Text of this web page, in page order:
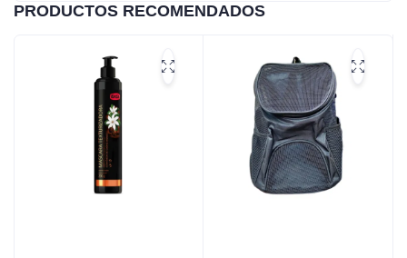
PRODUCTOS RECOMENDADOS